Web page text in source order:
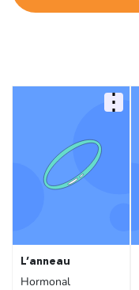
L’anneau
Hormonal